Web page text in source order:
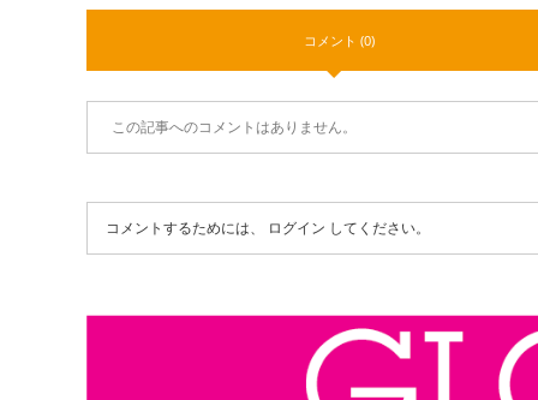
コメント (0)
この記事へのコメントはありません。
コメントするためには、 ログイン してください。